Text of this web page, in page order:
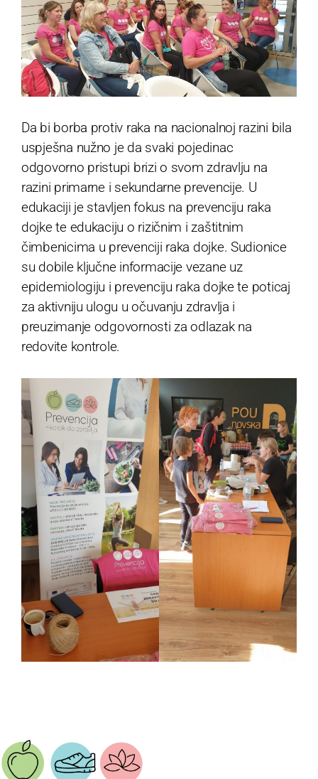
Da bi borba protiv raka na nacionalnoj razini bila
uspješna nužno je da svaki pojedinac
odgovorno pristupi brizi o svom zdravlju na
razini primarne i sekundarne prevencije. U
edukaciji je stavljen fokus na prevenciju raka
dojke te edukaciju o rizičnim i zaštitnim
čimbenicima u prevenciji raka dojke. Sudionice
su dobile ključne informacije vezane uz
epidemiologiju i prevenciju raka dojke te poticaj
za aktivniju ulogu u očuvanju zdravlja i
preuzimanje odgovornosti za odlazak na
redovite kontrole.